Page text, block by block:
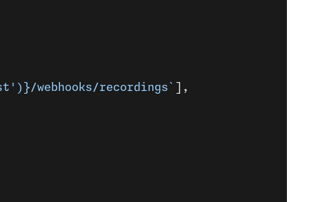
) }/webhooks/recordings`
],